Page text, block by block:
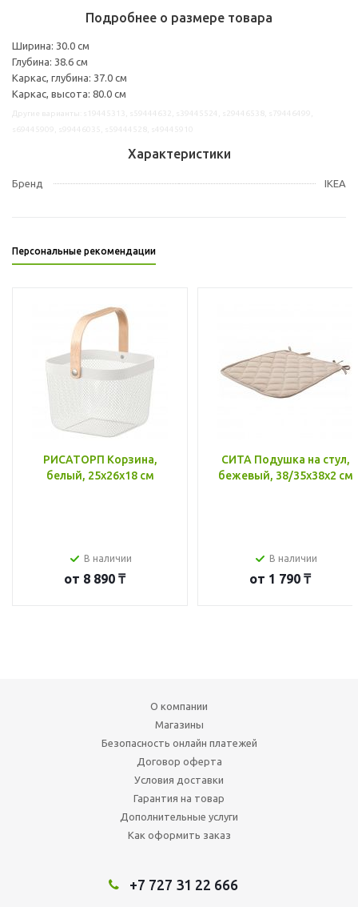
Подробнее о размере товара
Ширина: 30.0 см
Глубина: 38.6 см
Каркас, глубина: 37.0 см
Каркас, высота: 80.0 см
Характеристики
Бренд IKEA
Персональные рекомендации
РИСАТОРП Корзина,
белый, 25x26x18 см
В наличии
от 8 890 ₸
СИТА Подушка на стул,
бежевый, 38/35x38x2 см
В наличии
от 1 790 ₸
О компании
Магазины
Безопасность онлайн платежей
Договор оферта
Условия доставки
Гарантия на товар
Дополнительные услуги
Как оформить заказ
+7 727 31 22 666